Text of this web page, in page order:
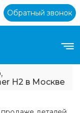
Обратный звонок
H2 в Москве